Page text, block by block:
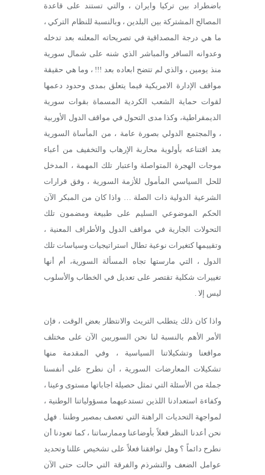
باضطراد بين تركيا وايران ، والتي تستند على قاعدة
المصالح المشتركة بين البلدين ، وبالنسبة للنظام التركي ،
ما هي درجة المصداقية في تصريحاته المعلنه بعد تدخله
وعدوانه السافر والمباشر الذي شنه على شمال سورية
منذ يومين ، والذي لم تتضح ابعاده بعد !!! ، وما هي حقيقة
مواقف الإدارة الامريكية فيما يتعلق بمدى وحدود دعمها
لقوات حماية الشعب الكردية المسماة بقوات سورية
الديمقراطية، وكذا مدى التحول في مواقف الدول الأوربية
، والمجتمع الدولي بصورة عامة ، من المأساة السورية
بعد اقتناعه بأولوية محاربة الإرهاب والتخفيف من أعباء
موجات الهجرة المتواصلة واعتبار تلك المهمة ، المدخل
للحل السياسي المأمول للأزمة السورية ، وفق قرارات
الشرعية الدولية ذات الصلة … واذا كان من المبكر الآن
الحكم الموضوعي السليم على طبيعة ومضمون تلك
التحولات الجارية في مواقف الدول والأطراف المعنية ،
وتقييمها كتغيرات نوعية تطال استراتيجيات وسياسات تلك
الدول ، التي مارستها تجاه المسألة السورية، أم أنها
تغييرات شكلية تقتصر على تعديل في الخطاب والأسلوب
ليس إلا .
واذا كان ذلك يتطلب التريث والانتظار بعض الوقت ، فإن
الأمر الأهم بالنسبة لنا نحن السوريين الآن على مختلف
مواقعنا وتشكيلاتنا السياسية ، وفي المقدمة منها
تشكيلات المعارضات السورية ، أن نطرح على أنفسنا
جملة من الأسئلة التي تمثل حصيلة اجاباتها مستوى وعينا ،
وكفاءة استعدادنا اللذين تستدعيهما مسؤولياتنا الوطنية ،
لمواجهة التحديات الراهنة التي تعصف بمصير وطننا . فهل
نحن أعدنا النظر فعلاً بأوضاعنا وممارساتنا ، كما تعودنا أن
نطرح دائماً ؟ وهل توافقنا فعلاً على تشخيص عللنا وتحديد
عوامل الضعف والتشرذم والفرقة التي حالت حتى الآن